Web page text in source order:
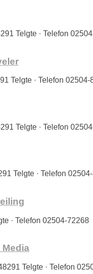
Telgte · Telefon
Telgte · Telefon
Telgte · Telefon
Telgte · Telefon
· Telefon 02504-72268
Telgte · Telefon